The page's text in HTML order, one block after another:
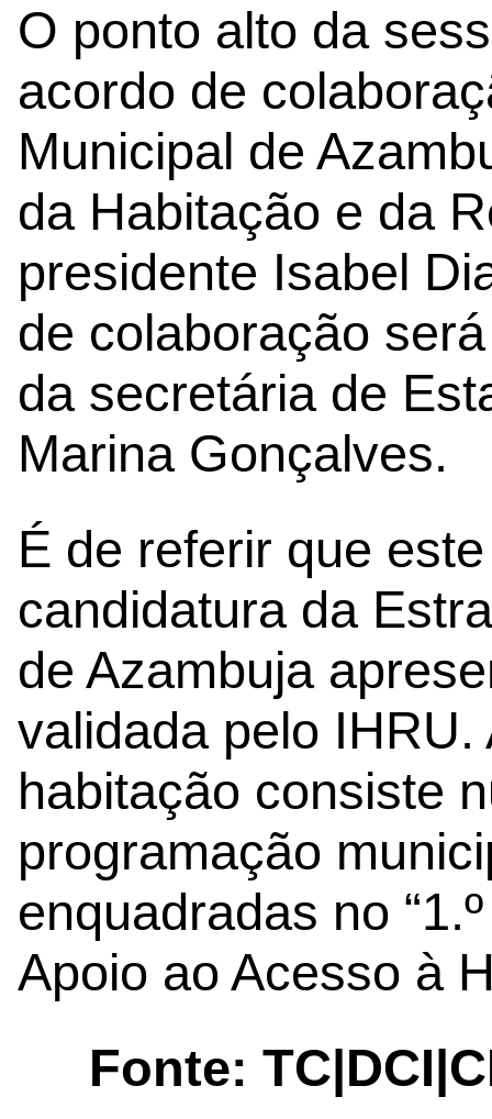
O ponto alto da
acordo de
Municipal de
da Habitação e da
presidente Isabel
de colaboração
da secretária de
Marina Gonçalves.
É de referir que
candidatura da
de Azambuja
validada pelo
habitação consiste
programação
enquadradas no
Apoio ao Acesso à
Fonte: